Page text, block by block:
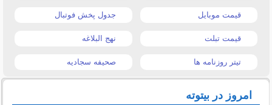
قیمت موبایل جدول پخش فوتبال
قیمت تبلت نهج البلاغه
تیتر روزنامه ها صحیفه سجادیه
امروز در بیتوته